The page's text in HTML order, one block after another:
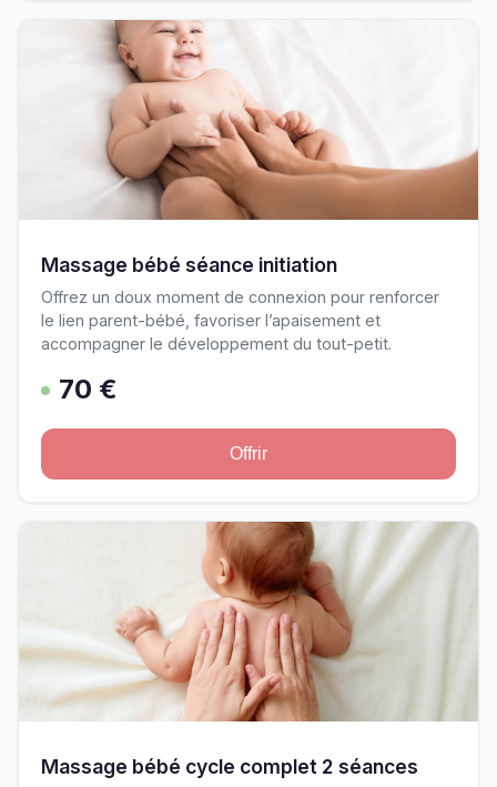
Massage bébé séance initiation
Offrez un doux moment de connexion pour renforcer
le lien parent-bébé, favoriser l’apaisement et
accompagner le développement du tout-petit.
70 €
Offrir
Massage bébé cycle complet 2 séances